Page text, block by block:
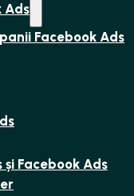
Ads
Facebook Ads
Facebook Ads